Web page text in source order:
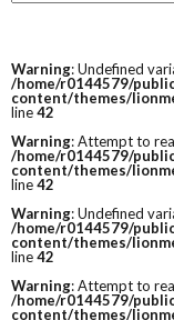
Warning: Undefined
/home/r0144579/
content/themes/
line42
Warning: Attempt to
/home/r0144579/
content/themes/
line42
Warning: Undefined
/home/r0144579/
content/themes/
line42
Warning: Attempt to
/home/r0144579/
content/themes/